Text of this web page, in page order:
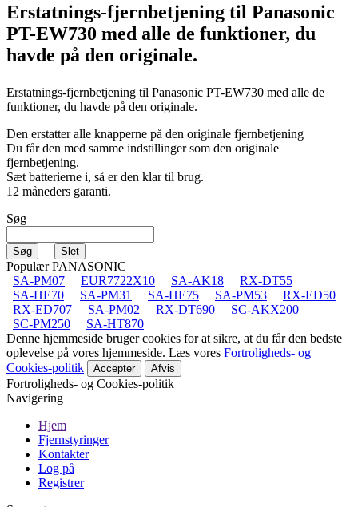
Erstatnings-fjernbetjening til Panasonic
PT-EW730 med alle de funktioner, du
havde på den originale.
Erstatnings-fjernbetjening til Panasonic PT-EW730 med alle de
funktioner, du havde på den originale.
Den erstatter alle knapperne på den originale fjernbetjening
Du får den med samme indstillinger som den originale
fjernbetjening.
Sæt batterierne i, så er den klar til brug.
12 måneders garanti.
Søg
Populær PANASONIC
SA-PM07
EUR7722X10 SA-AK18
RX-DT55
SA-HE70
SA-PM31 SA-HE75 SA-PM53
RX-ED50
RX-ED707
SA-PM02 RX-DT690
SC-AKX200
SC-PM250
SA-HT870
Denne hjemmeside bruger cookies for at sikre, at du får den bedste
oplevelse på vores hjemmeside. Læs vores Fortroligheds- og
Cookies-politik
Accepter Afvis
Fortroligheds- og Cookies-politik
Navigering
Hjem
Fjernstyringer
Kontakter
Log på
Registrer